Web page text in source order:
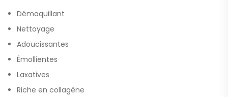
Démaquillant
Nettoyage
Adoucissantes
Émollientes
Laxatives
Riche en collagène